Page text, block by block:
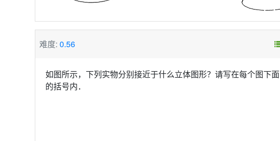
难度: 0.56
如图所示，下列实物分别接近于什么立体图形？请写在每个图下面
的括号内．